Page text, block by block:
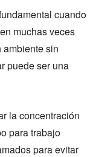
cuando
muchas veces
sin
puede ser una
la concentración
para trabajo
para evitar